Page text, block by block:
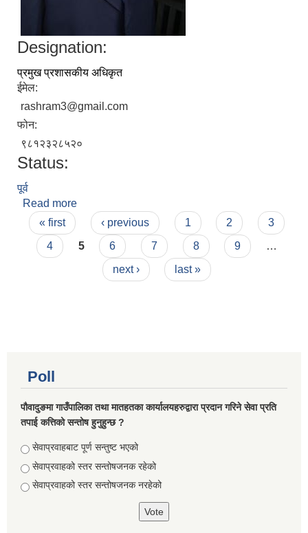
Designation:
प्रमुख प्रशासकीय अधिकृत
ईमेल:
rashram3@gmail.com
फोन:
९८१२३२८५२०
Status:
पूर्व
Read more
Pages
« first ‹ previous 1 2
3
4
5 6 7 8 9
…
next ›
last »
Poll
पौवादुङमा गाउँपालिका तथा मातहतका कार्यालयहरुद्वारा प्रदान गरिने सेवा प्रति
तपाई कत्तिको सन्तोष हुनुहुन्छ ?
Choices
सेवाप्रवाहबाट पूर्ण सन्तुष्ट भएको
सेवाप्रवाहको स्तर सन्तोषजनक रहेको
सेवाप्रवाहको स्तर सन्तोषजनक नरहेको